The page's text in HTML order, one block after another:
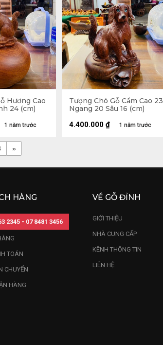
Hương Cao
24 (cm)
1 năm trước
Tượng Chó Gỗ Cẩm Cao 23
Ngang 20 Sâu 16 (cm)
1 năm trước
4.400.000 ₫
»
HÀNG
2345 - 07 8481 3456
TOÁN
CHUYỂN
HÀNG
VỀ GỖ ĐỈNH
GIỚI THIỆU
NHÀ CUNG CẤP
KÊNH THÔNG TIN
LIÊN HỆ